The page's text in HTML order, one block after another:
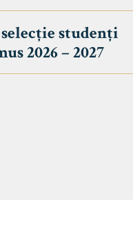
studenți
2026 – 2027